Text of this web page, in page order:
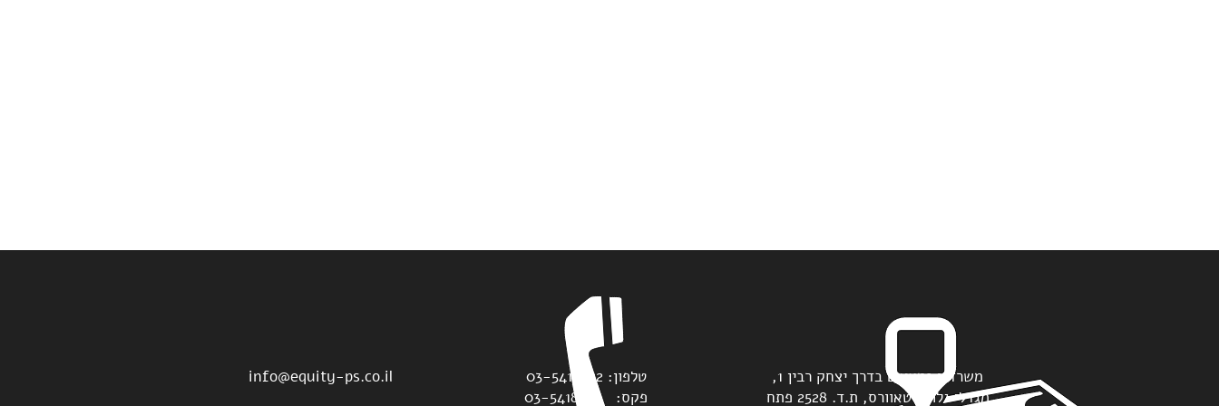
info@equity-ps.co.il
טלפון: 03-5418822
פקס: 03-5418893
משרדנו נמצאים בדרך יצחק רבין 1,
מגדלי גלובל טאוורס, ת.ד. 2528 פתח